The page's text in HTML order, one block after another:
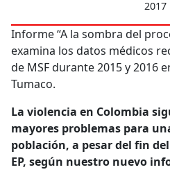
2017
Informe “A la sombra del
examina los datos médicos
de MSF durante 2015 y 2016
Tumaco.
La violencia en Colombia
mayores problemas para
población, a pesar del fin
EP, según nuestro nuevo